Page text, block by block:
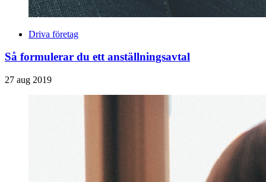
Driva företag
Så formulerar du ett anställningsavtal
27 aug 2019